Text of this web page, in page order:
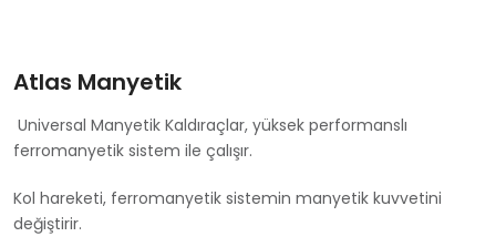
Atlas Manyetik
Universal Manyetik Kaldıraçlar, yüksek performanslı
ferromanyetik sistem ile çalışır.
Kol hareketi, ferromanyetik sistemin manyetik kuvvetini
değiştirir.